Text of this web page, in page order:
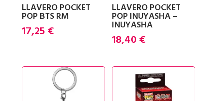
LLAVERO POCKET
POP BTS RM
17,25 €
LLAVERO POCKET
POP INUYASHA –
INUYASHA
18,40 €